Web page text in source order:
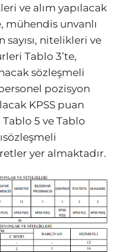
ve alım yapılacak
mühendis unvanlı
nitelikleri ve
Tablo 3’te,
sözleşmeli
pozisyon
KPSS puan
5 ve Tablo
yer almaktadır.